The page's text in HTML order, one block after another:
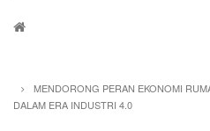
Breadcrumb
MENDORONG PERAN EKONOMI
DALAM ERA INDUSTRI 4.0